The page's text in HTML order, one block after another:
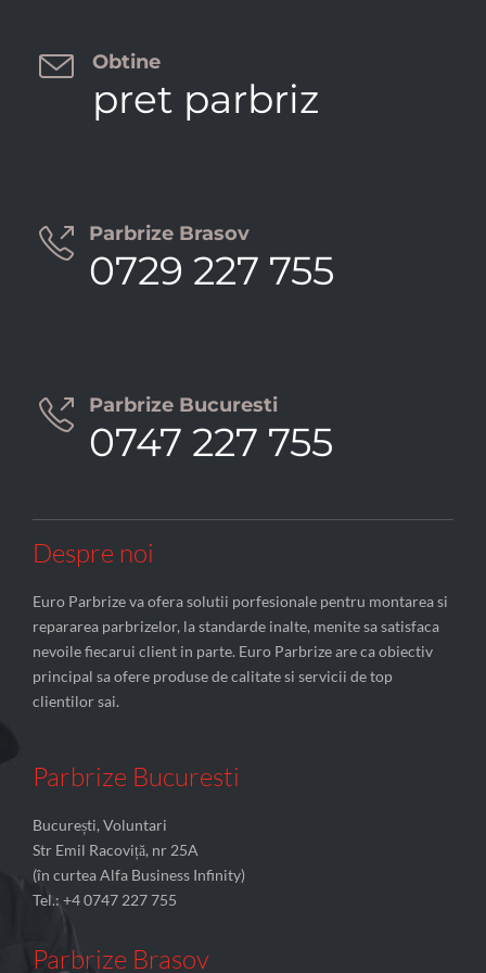
 Obtine
pret parbriz
 Parbrize Brasov
0729 227 755
 Parbrize Bucuresti
0747 227 755
Despre noi
Euro Parbrize va ofera solutii porfesionale pentru montarea si
repararea parbrizelor, la standarde inalte, menite sa satisfaca
nevoile fiecarui client in parte. Euro Parbrize are ca obiectiv
principal sa ofere produse de calitate si servicii de top
clientilor sai.
Parbrize Bucuresti
București, Voluntari
Str Emil Racoviță, nr 25A
(în curtea Alfa Business Infinity)
Tel.: +4 0747 227 755
Parbrize Brasov